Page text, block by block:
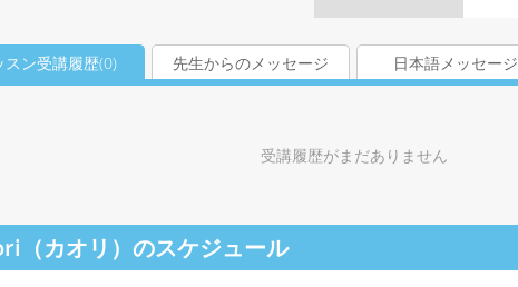
スン受講履歴(0) 先生からのメッセージ 日本語メッセージ
受講履歴がまだありません
（カオリ）のスケジュール